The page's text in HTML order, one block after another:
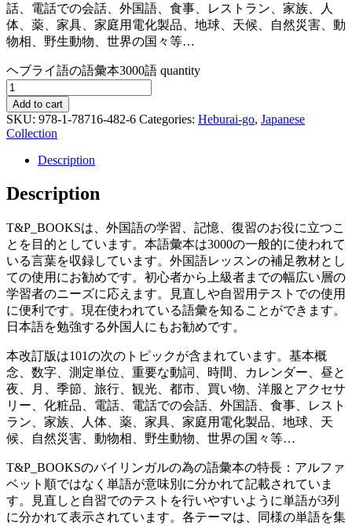
話、電話での会話、外国語、食事、レストラン、家族、人
体、薬、家具、家庭用電化製品、地球、天候、自然災害、動
物相、野生動物、世界の国々等…
ヘブライ語の語彙本3000語 quantity
Add to cart
SKU: 978-1-78716-482-6 Categories: Heburai-go, Japanese
Collection
Description
Description
T&P_BOOKSは、外国語の学習、記憶、復習のお役に立つこ
とを目的としています。本語彙本は3000の一般的に使われて
いる言葉を収録しています。外国語レッスンの補足教材とし
ての使用にお勧めです。初心者から上級者までの幅広い層の
学習者のニーズに応えます。見直しや自習用テストでの使用
に便利です。現在使われている語彙を知ることができます。
日本語を勉強する外国人にもお勧めです。
本改訂版は101の次のトピックが含まれています。基本概
念、数字、測定単位、重要な動詞、時間、カレンダー、昼と
夜、月、季節、旅行、観光、都市、買い物、洋服とアクセサ
リー、化粧品、電話、電話での会話、外国語、食事、レスト
ラン、家族、人体、薬、家具、家庭用電化製品、地球、天
候、自然災害、動物相、野生動物、世界の国々等…
T&P_BOOKSのバイリンガルの為の語彙本の特長：アルファ
ベット順ではなく単語が意味別に分かれて記載されていま
す。見直しと自習でのテストを行いやすいように単語が3列
に分かれて表示されています。各テーマは、同様の単語を集